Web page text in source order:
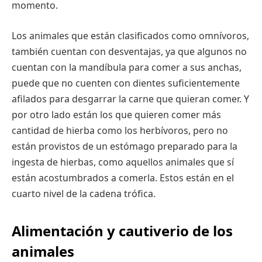
momento.
Los animales que están clasificados como omnívoros,
también cuentan con desventajas, ya que algunos no
cuentan con la mandíbula para comer a sus anchas,
puede que no cuenten con dientes suficientemente
afilados para desgarrar la carne que quieran comer. Y
por otro lado están los que quieren comer más
cantidad de hierba como los herbívoros, pero no
están provistos de un estómago preparado para la
ingesta de hierbas, como aquellos animales que sí
están acostumbrados a comerla. Estos están en el
cuarto nivel de la cadena trófica.
Alimentación y cautiverio de los
animales